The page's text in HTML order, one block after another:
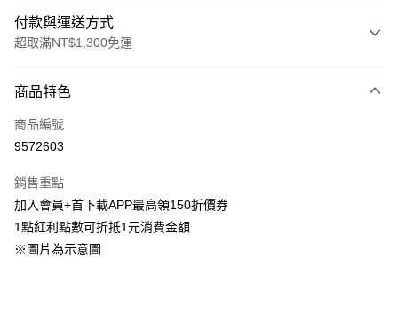
付款與運送方式
超取滿NT$1,300免運
信用卡一次付款
超商取貨付款
Apple Pay
悠遊付
商品特色
商品編號
9572603
銷售重點
加入會員+首下載APP最高領150折價券
1點紅利點數可折抵1元消費金額
※圖片為示意圖